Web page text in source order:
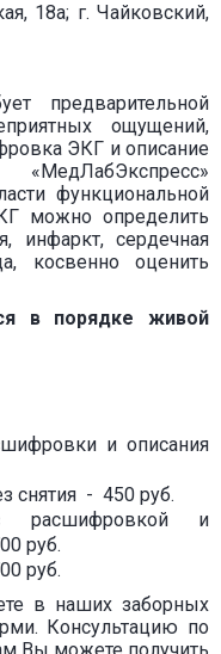
18а; г. Чайковский,
предварительной
ощущений,
ЭКГ и описание
функциональной
можно определить
инфаркт, сердечная
косвенно оценить
в порядке живой
и описания
снятия - 450 руб.
расшифровкой и
руб.
руб.
в наших заборных
Консультацию по
Вы можете получить